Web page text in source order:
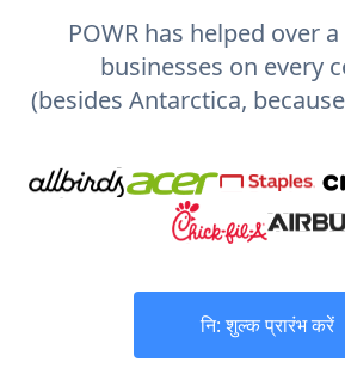
POWR has helped over
businesses on every
(besides Antarctica,
नि: शुल्क प्रारंभ करें